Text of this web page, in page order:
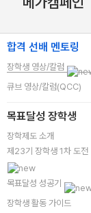
합격 선배 멘토링
장학생 영상/칼럼
큐브 영상/칼럼(QCC)
목표달성 장학생
장학제도 소개
제23기 장학생 1차 도전
목표달성 성공기
장학생 활동 가이드